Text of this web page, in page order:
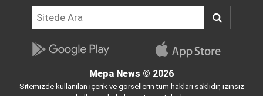
Mepa News © 2026
Sitemizde kullanılan içerik ve görsellerin tüm hakları saklıdır, izinsiz